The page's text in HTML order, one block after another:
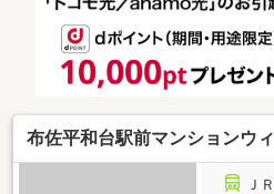
張替
布佐平和台駅前マンションウ
Ｊ